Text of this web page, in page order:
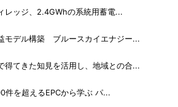
レッジ、2.4GWhの系統用蓄電...
モデル構築 ブルースカイエナジー...
得てきた知見を活用し、地域との合...
件を超えるEPCから学ぶ パ...